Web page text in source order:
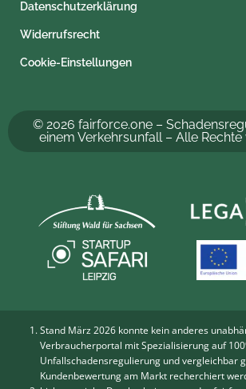
Datenschutzerklärung
Widerrufsrecht
Cookie-Einstellungen
© 2026 fairforce.one –
einem Verkehrsunfall – Alle
Stand März 2026 konnte kein anderes
Verbraucherportal mit Spezialisierung auf
Unfallschadensregulierung und vergleichbar
Kundenbewertung am Markt recherchiert